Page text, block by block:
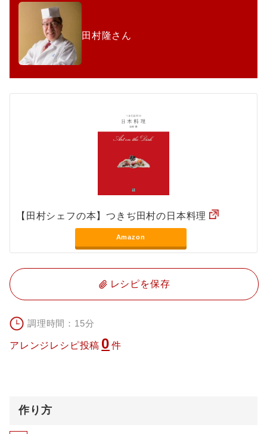
田村隆さん
【田村シェフの本】つきぢ田村の日本料理
Amazon
レシピを保存
調理時間：15分
アレンジレシピ投稿 0 件
作り方